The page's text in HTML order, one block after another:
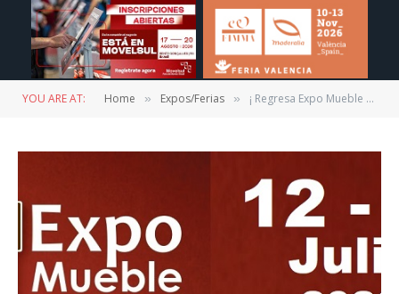
YOU ARE AT: Home » Expos/Ferias » ¡ Regresa Expo Mueble San Luis Potosí !